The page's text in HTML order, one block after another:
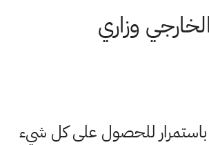
الخارجي وزاري
باستمرار للحصول على كل شيء